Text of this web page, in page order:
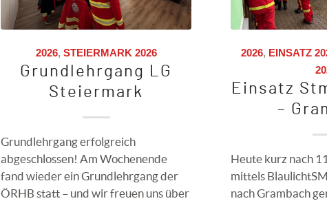
2026, STEIERMARK 2026
Grundlehrgang LG
Steiermark
Grundlehrgang erfolgreich
abgeschlossen! Am Wochenende
fand wieder ein Grundlehrgang der
ÖRHB statt – und wir freuen uns über
2026, EINSATZ
Einsatz
–
Heute kurz nach
mittels
nach Grambach